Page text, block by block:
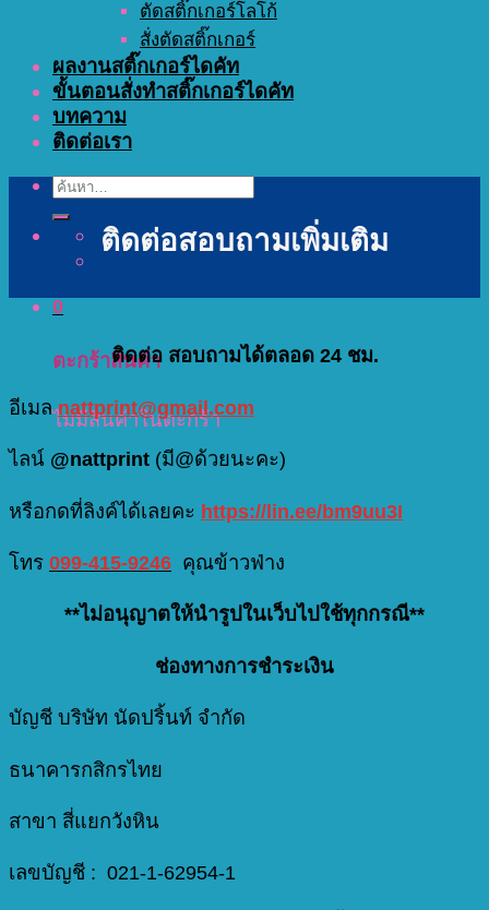
ตัดสติ๊กเกอร์โลโก้
สั่งตัดสติ๊กเกอร์
ผลงานสติ๊กเกอร์ไดคัท
ขั้นตอนสั่งทำสติ๊กเกอร์ไดคัท
บทความ
ติดต่อเรา
ค้นหา:
0
ตะกร้าสินค้า
ไม่มีสินค้าในตะกร้า
ติดต่อสอบถามเพิ่มเติม
ติดต่อ สอบถามได้ตลอด 24 ชม.
อีเมลnattprint@gmail.com
ไลน์ @nattprint (มี@ด้วยนะคะ)
หรือกดที่ลิงค์ได้เลยคะ https://lin.ee/bm9uu3I
โทร 099-415-9246 คุณข้าวฟ่าง
**ไม่อนุญาตให้นำรูปในเว็บไปใช้ทุกกรณี**
ช่องทางการชำระเงิน
บัญชี บริษัท นัดปริ้นท์ จำกัด
ธนาคารกสิกรไทย
สาขา สี่แยกวังหิน
เลขบัญชี : 021-1-62954-1